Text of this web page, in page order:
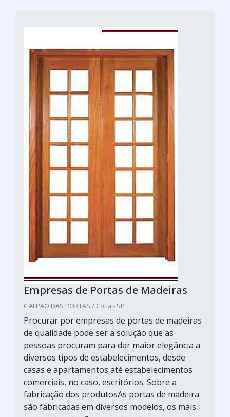
Empresas de Portas de Madeiras
GALPAO DAS PORTAS / Cotia - SP
Procurar por empresas de portas de madeiras
de qualidade pode ser a solução que as
pessoas procuram para dar maior elegância a
diversos tipos de estabelecimentos, desde
casas e apartamentos até estabelecimentos
comerciais, no caso, escritórios. Sobre a
fabricação dos produtosAs portas de madeira
são fabricadas em diversos modelos, os mais